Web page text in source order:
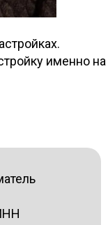
именно на